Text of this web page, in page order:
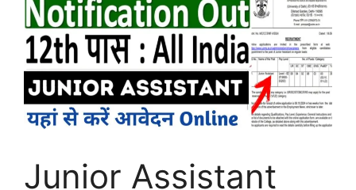
Junior Assistant